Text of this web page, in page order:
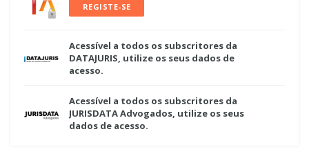
REGISTE-SE
Acessível a todos os subscritores da
DATAJURIS, utilize os seus dados de
acesso.
Acessível a todos os subscritores da
JURISDATA Advogados, utilize os seus
dados de acesso.